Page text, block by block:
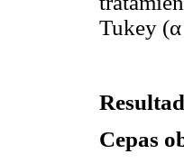
Tukey
Cepas